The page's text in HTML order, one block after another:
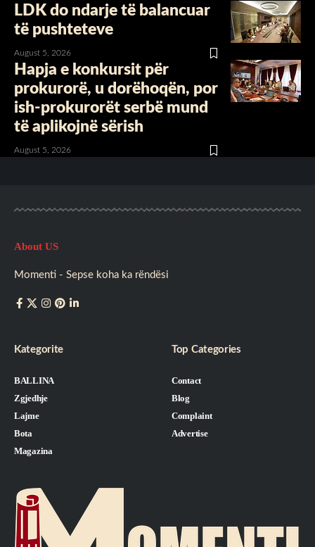
LDK do ndarje të balancuar
të pushteteve
August 5, 2026
Hapja e konkursit për
prokurorë, u dorëhoqën, por
ish-prokurorët serbë mund
të aplikojnë sërish
August 5, 2026
About US
Momenti - Sepse koha ka rëndësi
Kategorite
BALLINA
Zgjedhje
Lajme
Bota
Magazina
Top Categories
Contact
Blog
Complaint
Advertise